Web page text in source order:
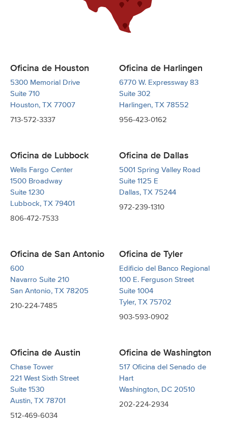
Oficina de Houston
5300 Memorial Drive
Suite 710
Houston, TX 77007
713-572-3337
Oficina de Harlingen
6770 W. Expressway 83
Suite 302
Harlingen, TX 78552
956-423-0162
Oficina de Lubbock
Wells Fargo Center
1500 Broadway
Suite 1230
Lubbock, TX 79401
806-472-7533
Oficina de Dallas
5001 Spring Valley Road
Suite 1125 E
Dallas, TX 75244
972-239-1310
Oficina de San Antonio
600
Navarro Suite 210
San Antonio, TX 78205
210-224-7485
Oficina de Tyler
Edificio del Banco Regional
100 E. Ferguson Street
Suite 1004
Tyler, TX 75702
903-593-0902
Oficina de Austin
Chase Tower
221 West Sixth Street
Suite 1530
Austin, TX 78701
512-469-6034
Oficina de Washington
517 Oficina del Senado de
Hart
Washington, DC 20510
202-224-2934